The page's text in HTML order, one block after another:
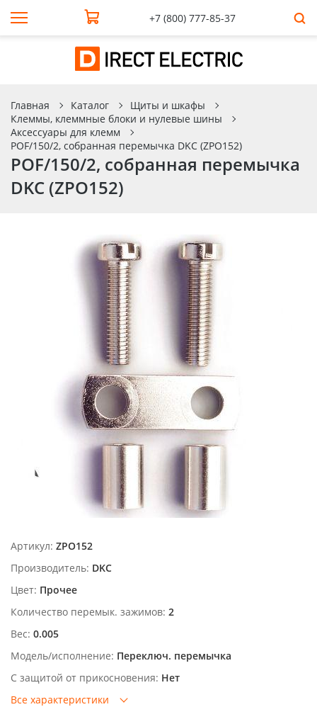
+7 (800) 777-85-37
Главная Каталог
Щиты и шкафы
Клеммы, клеммные блоки и нулевые шины
Аксессуары для клемм
POF/150/2, собранная перемычка DKC (ZPO152)
POF/150/2, собранная перемычка
DKC (ZPO152)
Артикул: ZPO152
Производитель: DKC
Цвет: Прочее
Количество перемык. зажимов: 2
Вес: 0.005
Модель/исполнение: Переключ. перемычка
С защитой от прикосновения: Нет
Все характеристики